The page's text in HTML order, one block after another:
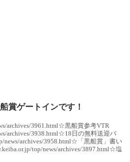
賞ゲートインです！
archives/3961.html☆黒船賞参考VTR
archives/3938.html☆18日の無料送迎バ
news/archives/3958.html☆「黒船賞」書い
top/news/archives/3897.html☆塩